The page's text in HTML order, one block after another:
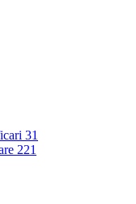
31
221